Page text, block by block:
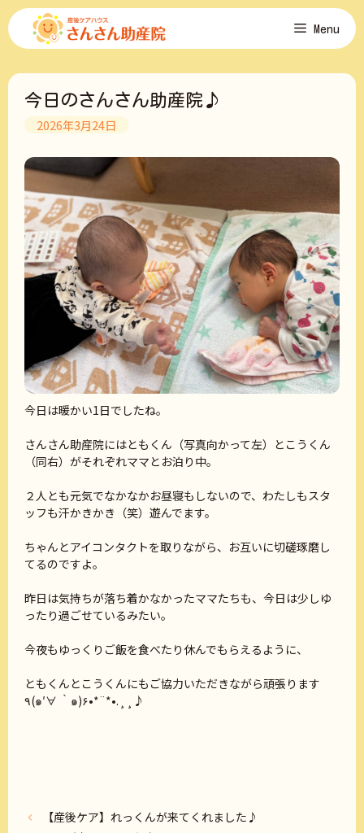
コ
ン
ツ
Menu
今日のさんさん助産院♪
2026年3月24日
今日は暖かい1日でしたね。
さんさん助産院にはともくん（写真向かって左）とこうくん
（同右）がそれぞれママとお泊り中。
２人とも元気でなかなかお昼寝もしないので、わたしもスタ
ッフも汗かきかき（笑）遊んでます。
ちゃんとアイコンタクトを取りながら、お互いに切磋琢磨し
てるのですよ。
昨日は気持ちが落ち着かなかったママたちも、今日は少しゆ
ったり過ごせているみたい。
今夜もゆっくりご飯を食べたり休んでもらえるように、
ともくんとこうくんにもご協力いただきながら頑張ります
٩(๑′∀ ‵๑)۶•*¨*•.¸¸♪
【産後ケア】れっくんが来てくれました♪